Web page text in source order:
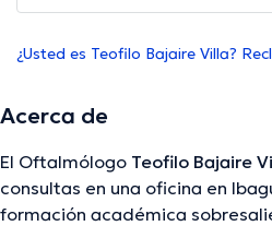
¿Usted es Teofilo Bajaire Villa?
Acerca de
El Oftalmólogo Teofilo Bajaire
consultas en una oficina en
formación académica